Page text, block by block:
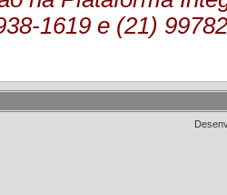
1619 e (21)